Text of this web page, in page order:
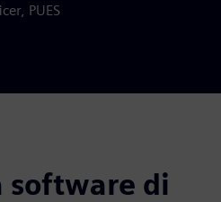
PUES
software di